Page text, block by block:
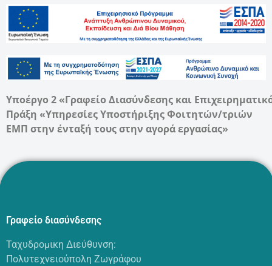
Υποέργο 2 «Γραφείο Διασύνδεσης και
Πράξη «Υπηρεσίες Υποστήριξης Φοιτητών/τριών
ΕΜΠ στην ένταξή τους στην αγορά εργασίας»
Γραφείο διασύνδεσης
Ταχυδρομικη Διεύθυνση:
Πολυτεχνειούπολη Ζωγράφου